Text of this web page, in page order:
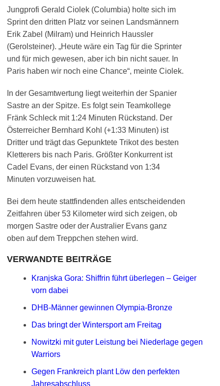
Jungprofi Gerald Ciolek (Columbia) holte sich im
Sprint den dritten Platz vor seinen Landsmännern
Erik Zabel (Milram) und Heinrich Haussler
(Gerolsteiner). „Heute wäre ein Tag für die Sprinter
und für mich gewesen, aber ich bin nicht sauer. In
Paris haben wir noch eine Chance“, meinte Ciolek.
In der Gesamtwertung liegt weiterhin der Spanier
Sastre an der Spitze. Es folgt sein Teamkollege
Fränk Schleck mit 1:24 Minuten Rückstand. Der
Österreicher Bernhard Kohl (+1:33 Minuten) ist
Dritter und trägt das Gepunktete Trikot des besten
Kletterers bis nach Paris. Größter Konkurrent ist
Cadel Evans, der einen Rückstand von 1:34
Minuten vorzuweisen hat.
Bei dem heute stattfindenden alles entscheidenden
Zeitfahren über 53 Kilometer wird sich zeigen, ob
morgen Sastre oder der Australier Evans ganz
oben auf dem Treppchen stehen wird.
VERWANDTE BEITRÄGE
Kranjska Gora: Shiffrin führt überlegen – Geiger
vorn dabei
DHB-Männer gewinnen Olympia-Bronze
Das bringt der Wintersport am Freitag
Nowitzki mit guter Leistung bei Niederlage gegen
Warriors
Gegen Frankreich plant Löw den perfekten
Jahresabschluss